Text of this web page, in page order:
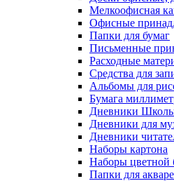
Мелкоофисная
Офисные
Папки для бумаг
Письменные
Расходные
Средства для
Альбомы для
Бумага
Дневники
Дневники для
Дневники
Наборы картона
Наборы цветной
Папки для